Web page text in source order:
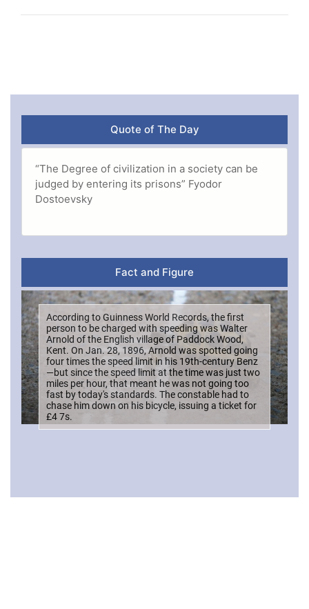
Quote of The Day
“The Degree of civilization in a society can be
judged by entering its prisons” Fyodor
Dostoevsky
Fact and Figure
According to Guinness World Records, the first
person to be charged with speeding was Walter
Arnold of the English village of Paddock Wood,
Kent. On Jan. 28, 1896, Arnold was spotted going
four times the speed limit in his 19th-century Benz
—but since the speed limit at the time was just two
miles per hour, that meant he was not going too
fast by today's standards. The constable had to
chase him down on his bicycle, issuing a ticket for
£4 7s.